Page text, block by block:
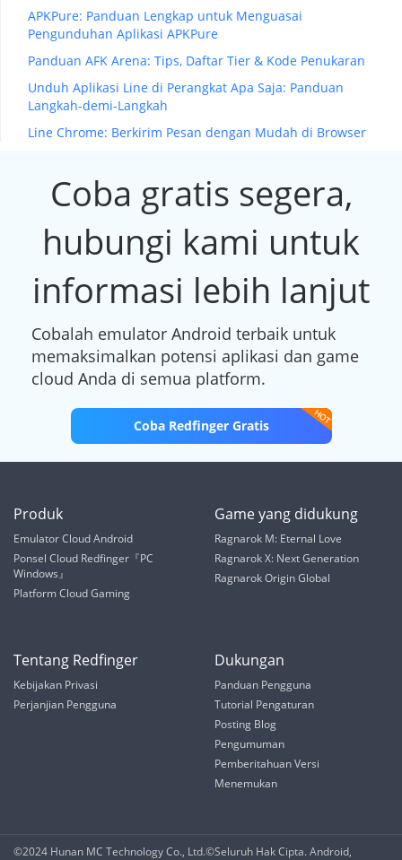
APKPure: Panduan Lengkap untuk Menguasai
Pengunduhan Aplikasi APKPure
Panduan AFK Arena: Tips, Daftar Tier & Kode Penukaran
Unduh Aplikasi Line di Perangkat Apa Saja: Panduan
Langkah-demi-Langkah
Line Chrome: Berkirim Pesan dengan Mudah di Browser
Coba gratis segera,
hubungi kami untuk
informasi lebih lanjut
Cobalah emulator Android terbaik untuk
memaksimalkan potensi aplikasi dan game
cloud Anda di semua platform.
Coba Redfinger Gratis
Produk
Emulator Cloud Android
Ponsel Cloud Redfinger『PC
Windows』
Platform Cloud Gaming
Game yang didukung
Ragnarok M: Eternal Love
Ragnarok X: Next Generation
Ragnarok Origin Global
Tentang Redfinger
Kebijakan Privasi
Perjanjian Pengguna
Dukungan
Panduan Pengguna
Tutorial Pengaturan
Posting Blog
Pengumuman
Pemberitahuan Versi
Menemukan
©2024 Hunan MC Technology Co., Ltd.©️Seluruh Hak Cipta. Android,